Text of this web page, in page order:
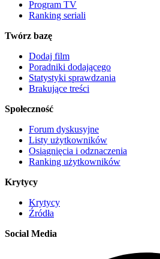
Program TV
Ranking seriali
Twórz bazę
Dodaj film
Poradniki dodającego
Statystyki sprawdzania
Brakujące treści
Społeczność
Forum dyskusyjne
Listy użytkowników
Osiągnięcia i odznaczenia
Ranking użytkowników
Krytycy
Krytycy
Źródła
Social Media